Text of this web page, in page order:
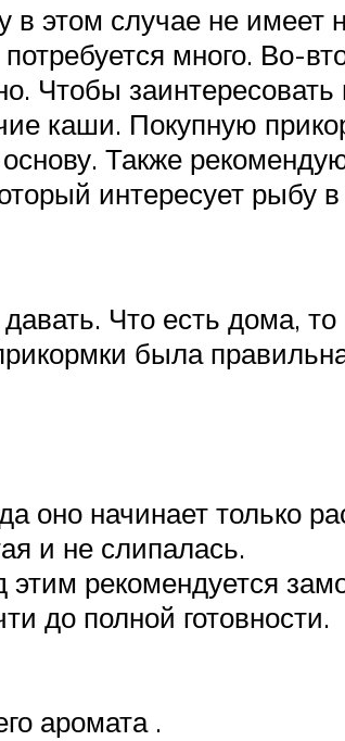
в этом случае не имеет
много. Во-
Чтобы
каши. Покупную
Также
интересует рыбу
Что есть дома,
была
оно начинает только
и не слипалась.
рекомендуется
до полной готовности.
аромата .